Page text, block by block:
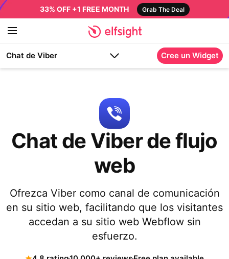
33% OFF +1 FREE MONTH Grab The Deal
Chat de Viber Cree un Widget
Chat de Viber de flujo
web
Ofrezca Viber como canal de comunicación
en su sitio web, facilitando que los visitantes
accedan a su sitio web Webflow sin
esfuerzo.